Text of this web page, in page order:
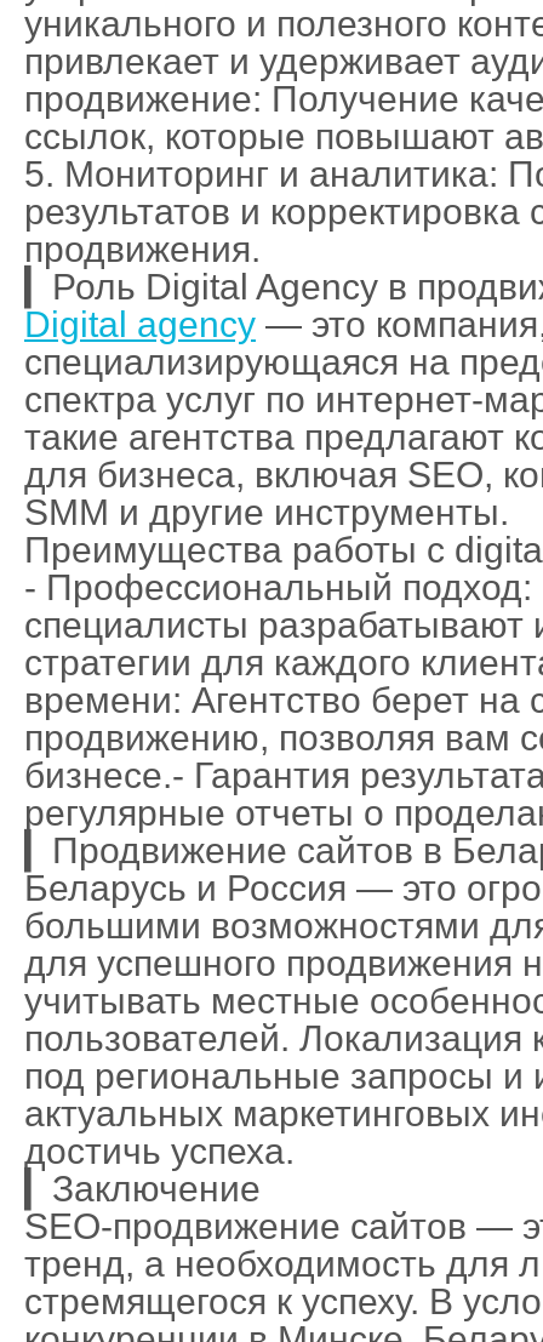
уникального и полезного
привлекает и удерживает
продвижение: Получение
ссылок, которые повышают
5. Мониторинг и аналитика:
результатов и корректировка
продвижения.
▎Роль Digital Agency в
Digital agency — это
специализирующаяся на
спектра услуг по интернет-
такие агентства предлагают
для бизнеса, включая SEO,
SMM и другие инструменты.
Преимущества работы с
- Профессиональный
специалисты разрабатывают
стратегии для каждого
времени: Агентство берет на
продвижению, позволяя вам
бизнесе.- Гарантия
регулярные отчеты о
▎Продвижение сайтов в
Беларусь и Россия — это
большими возможностями
для успешного продвижения
учитывать местные
пользователей. Локализация
под региональные запросы и
актуальных маркетинговых
достичь успеха.
▎Заключение
SEO-продвижение сайтов —
тренд, а необходимость для
стремящегося к успеху. В